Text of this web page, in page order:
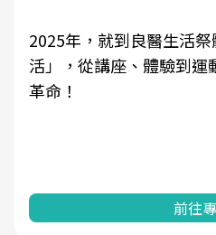
康新生
健康
良醫健康網從「
學觀點與日常感